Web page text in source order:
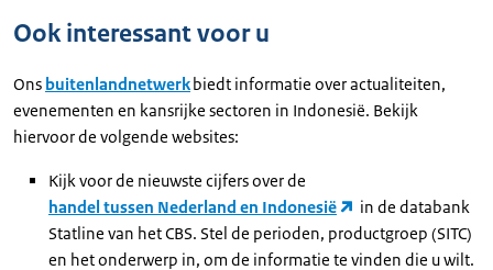
Ook interessant voor u
Ons buitenlandnetwerkbiedt informatie over actualiteiten,
evenementen en kansrijke sectoren in Indonesië. Bekijk
hiervoor de volgende websites:
Kijk voor de nieuwste cijfers over de
handel tussen Nederland en Indonesië
in de databank
Statline van het CBS. Stel de perioden, productgroep (SITC)
en het onderwerp in, om de informatie te vinden die u wilt.